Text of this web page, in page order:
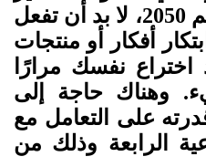
المألوفة. ولمواكبة عالم 2050، لا بد أن تفعل
أفكار أو منتجات
اختراع نفسك مرارًا
وهناك حاجة إلى
على التعامل مع
الرابعة وذلك من